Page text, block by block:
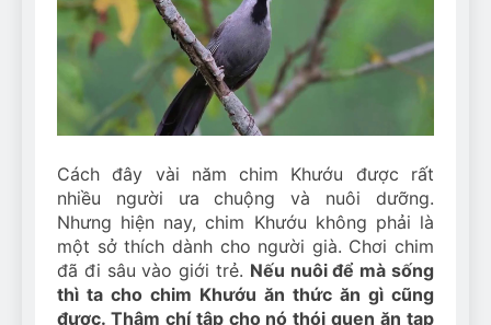
Can Bulldogs Play Fetch?
And How to Train Them!
7 Năm Ago
How Often Do I Need to
Groom My Bulldog
7 Năm Ago
Cách đây vài năm chim Khướu được rất
nhiều người ưa chuộng và nuôi dưỡng.
Nhưng hiện nay, chim Khướu không phải là
một sở thích dành cho người già. Chơi chim
đã đi sâu vào giới trẻ. Nếu nuôi để mà sống
thì ta cho chim Khướu ăn thức ăn gì cũng
được. Thậm chí tập cho nó thói quen ăn tạp